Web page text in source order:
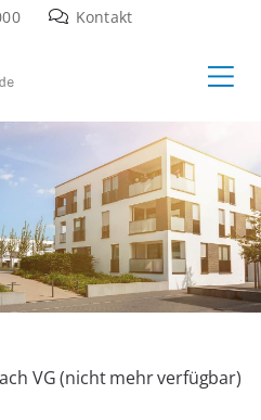
Kontakt
VG (nicht mehr verfügbar)